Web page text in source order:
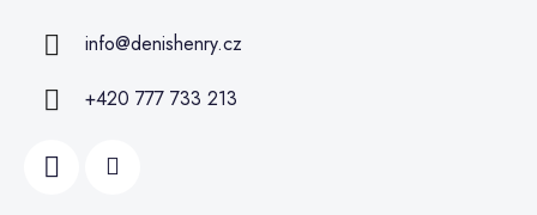
info@denishenry.cz
+420 777 733 213